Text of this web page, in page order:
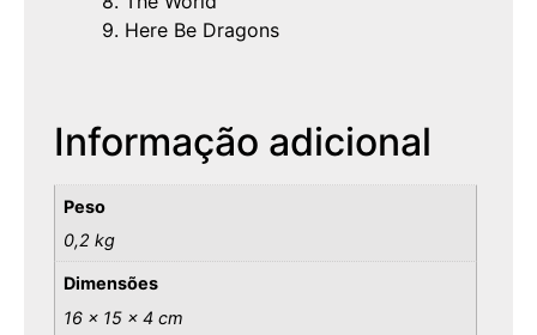
9. Here Be Dragons
Informação adicional
Peso
0,2 kg
Dimensões
16 × 15 × 4 cm